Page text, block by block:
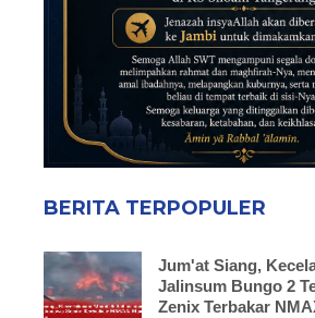
BERITA TERPOPULER
Jum'at Siang,
Jalinsum Bungo 2
Zenix Terbakar